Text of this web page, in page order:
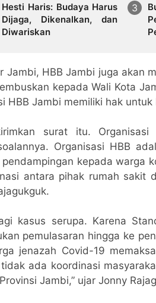
Hesti Haris: Budaya Harus
Dijaga, Dikenalkan, dan
Diwariskan
Jambi, HBB Jambi juga akan
kepada Wali Kota
HBB Jambi memiliki hak untuk
surat itu.
Organisasi HBB
kepada warga
antara pihak rumah sakit
kasus serupa. Karena
pemulasaran hingga ke
jenazah Covid-19
ada koordinasi
Jambi,” ujar Jonny